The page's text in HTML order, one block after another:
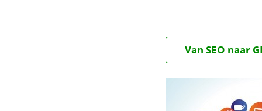
Van SEO naar